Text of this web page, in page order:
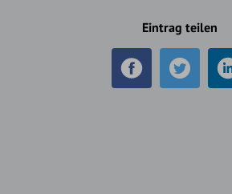
Eintrag teilen